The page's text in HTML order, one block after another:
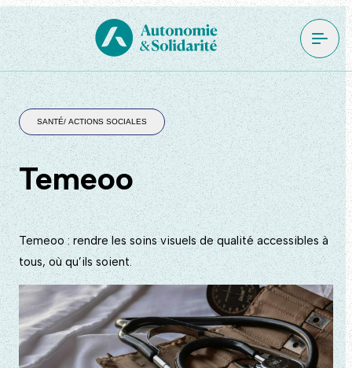
SANTÉ/ ACTIONS SOCIALES
Temeoo
Temeoo : rendre les soins visuels de qualité accessibles à
tous, où qu’ils soient.